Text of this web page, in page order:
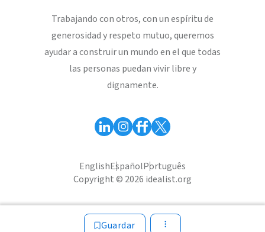
Guardar
Trabajando con otros, con un espíritu de
generosidad y respeto mutuo, queremos
ayudar a construir un mundo en el que todas
las personas puedan vivir libre y
dignamente.
EnglishEspañolPortuguês
Copyright © 2026 idealist.org